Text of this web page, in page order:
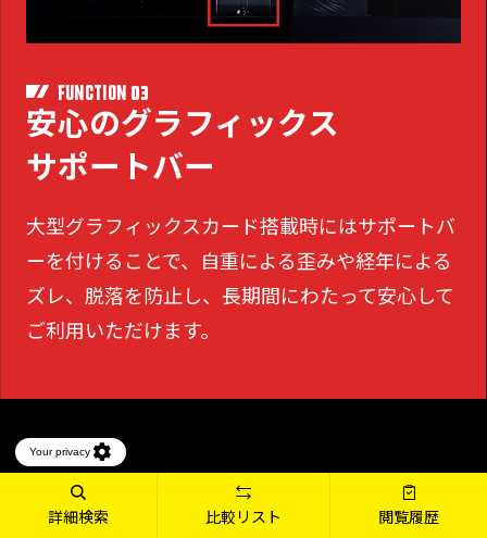
FUNCTION 03
安心のグラフィックス
サポートバー
大型グラフィックスカード搭載時にはサポートバ
ーを付けることで、
自重による歪みや経年による
ズレ、脱落を防止し、長期間にわたって安心して
ご利用いただけます。
詳細検索 比較リスト 閲覧履歴